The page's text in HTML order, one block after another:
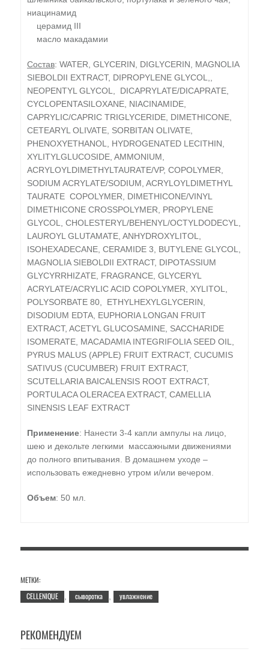
ниацинамид
церамид III
масло макадамии
Состав: WATER, GLYCERIN, DIGLYCERIN, MAGNOLIA
SIEBOLDII EXTRACT, DIPROPYLENE GLYCOL,,
NEOPENTYL GLYCOL, DICAPRYLATE/DICAPRATE,
CYCLOPENTASILOXANE, NIACINAMIDE,
CAPRYLIC/CAPRIC TRIGLYCERIDE, DIMETHICONE,
CETEARYL OLIVATE, SORBITAN OLIVATE,
PHENOXYETHANOL, HYDROGENATED LECITHIN,
XYLITYLGLUCOSIDE, AMMONIUM,
ACRYLOYLDIMETHYLTAURATE/VP, COPOLYMER,
SODIUM ACRYLATE/SODIUM, ACRYLOYLDIMETHYL
TAURATE COPOLYMER, DIMETHICONE/VINYL
DIMETHICONE CROSSPOLYMER, PROPYLENE
GLYCOL, CHOLESTERYL/BEHENYL/OCTYLDODECYL,
LAUROYL GLUTAMATE, ANHYDROXYLITOL,
ISOHEXADECANE, CERAMIDE 3, BUTYLENE GLYCOL,
MAGNOLIA SIEBOLDII EXTRACT, DIPOTASSIUM
GLYCYRRHIZATE, FRAGRANCE, GLYCERYL
ACRYLATE/ACRYLIC ACID COPOLYMER, XYLITOL,
POLYSORBATE 80, ETHYLHEXYLGLYCERIN,
DISODIUM EDTA, EUPHORIA LONGAN FRUIT
EXTRACT, ACETYL GLUCOSAMINE, SACCHARIDE
ISOMERATE, MACADAMIA INTEGRIFOLIA SEED OIL,
PYRUS MALUS (APPLE) FRUIT EXTRACT, CUCUMIS
SATIVUS (CUCUMBER) FRUIT EXTRACT,
SCUTELLARIA BAICALENSIS ROOT EXTRACT,
PORTULACA OLERACEA EXTRACT, CAMELLIA
SINENSIS LEAF EXTRACT
Применение: Нанести 3-4 капли ампулы на лицо,
шею и декольте легкими массажными движениями
до полного впитывания. В домашнем уходе –
использовать ежедневно утром и/или вечером.
Объем: 50 мл.
МЕТКИ:
CELLENIQUE
сыворотка увлажнение
РЕКОМЕНДУЕМ